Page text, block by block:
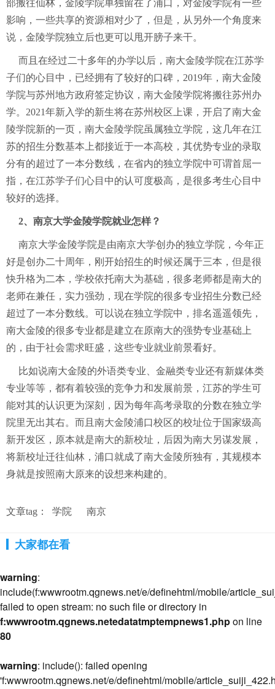
部搬往仙林，金陵学院单独留在了浦口，对金陵学院有一些
影响，一些共享的资源相对少了，但是，从另外一个角度来
说，金陵学院独立后也更可以甩开膀子来干。
而且在经过二十多年的办学以后，南大金陵学院在江苏学
子们的心目中，已经拥有了较好的口碑，2019年，南大金陵
学院与苏州地方政府签定协议，南大金陵学院将搬往苏州办
学。2021年新入学的新生将在苏州校区上课，开启了南大金
陵学院新的一页，南大金陵学院虽属独立学院，这几年在江
苏的招生分数基本上都接近于一本高校，其优势专业的录取
分有的超过了一本分数线，在省内的独立学院中可谓首屈一
指，在江苏学子们心目中的认可度极高，是很多考生心目中
较好的选择。
2、南京大学金陵学院就业怎样？
南京大学金陵学院是由南京大学创办的独立学院，今年正
好是创办二十周年，刚开始招生的时候还属于三本，但是很
快升格为二本，学校依托南大为基础，很多老师都是南大的
老师在兼任，实力强劲，现在学院的很多专业招生分数已经
超过了一本分数线。可以说在独立学院中，排名遥遥领先，
南大金陵的很多专业都是建立在原南大的强势专业基础上
的，由于社会需求旺盛，这些专业就业前景看好。
比如说南大金陵的外语类专业、金融类专业还有新媒体类
专业等等，都有着较强的竞争力和发展前景，江苏的学生可
能对其的认识更为深刻，因为每年高考录取的分数在独立学
院里无出其右。而且南大金陵浦口校区的校址位于国家级高
新开发区，原本就是南大的新校址，后因为南大另谋发展，
将新校址迁往仙林，浦口就成了南大金陵所独有，其规模本
身就是按照南大原来的设想来构建的。
文章tag： 学院 南京
大家都在看
warning:
include(f:wwwrootm.qgnews.net/e/definehtml/mobile/
failed to open stream: no such file or directory in
f:wwwrootm.qgnews.netedatatmptempnews1.phpon line
80
warning: include(): failed opening
'f:wwwrootm.qgnews.net/e/definehtml/mobile/